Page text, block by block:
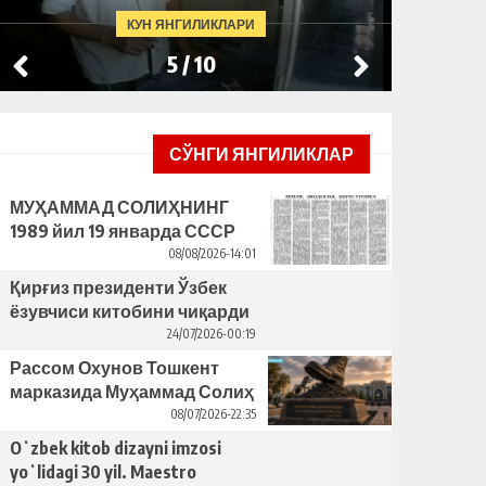
КУН ЯНГИЛИКЛАРИ
5/10
СЎНГИ ЯНГИЛИКЛАР
МУҲАММАД СОЛИҲНИНГ
1989 йил 19 январда СССР
ЁЗУВЧИЛАР УЮШМАСИ
ПЛЕНУМИДАГИ НУТҚИ
08/08/2026-14:01
Қирғиз президенти Ўзбек
ёзувчиси китобини чиқарди
– бунинг ортида қандай
сабаблар турибди?
24/07/2026-00:19
Рассом Охунов Тошкент
марказида Муҳаммад Солиҳ
яcаган ҳайкални ўрнатишни
таклиф қилди
08/07/2026-22:35
Oʻzbek kitob dizayni imzosi
yoʻlidagi 30 yil. Maestro